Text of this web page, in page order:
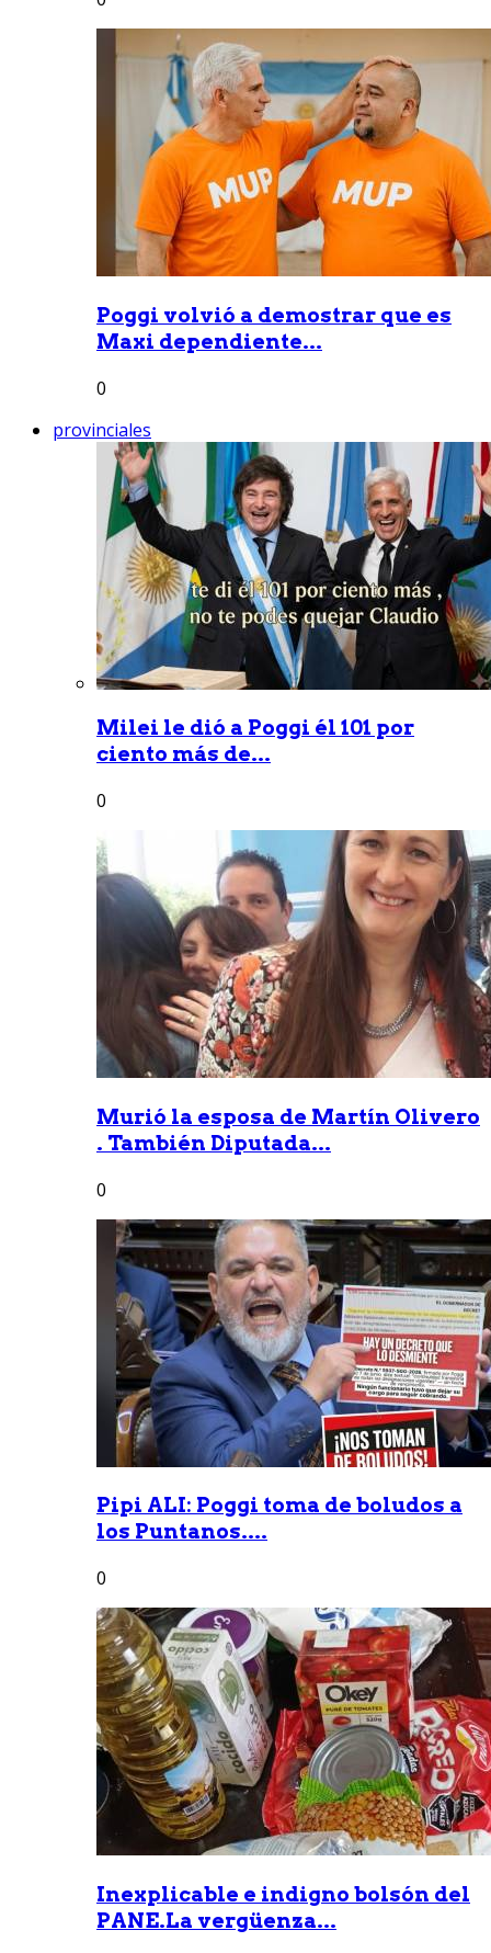
Poggi volvió a demostrar que es
Maxi dependiente...
0
provinciales
Milei le dió a Poggi él 101 por
ciento más de...
0
Murió la esposa de Martín Olivero
. También Diputada...
0
Pipi ALI: Poggi toma de boludos a
los Puntanos....
0
Inexplicable e indigno bolsón del
PANE.La vergüenza...